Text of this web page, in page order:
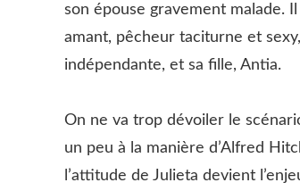
son épouse gravement malade.
amant, pêcheur taciturne et
indépendante, et sa fille, Antia.
On ne va trop dévoiler le
un peu à la manière d’Alfred
l’attitude de Julieta devient